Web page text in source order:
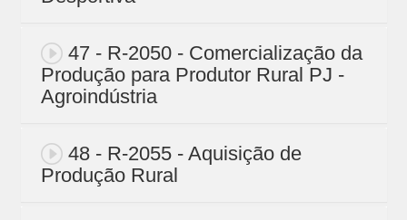
47 - R-2050 - Comercialização da
Produção para Produtor Rural PJ -
Agroindústria
48 - R-2055 - Aquisição de
Produção Rural